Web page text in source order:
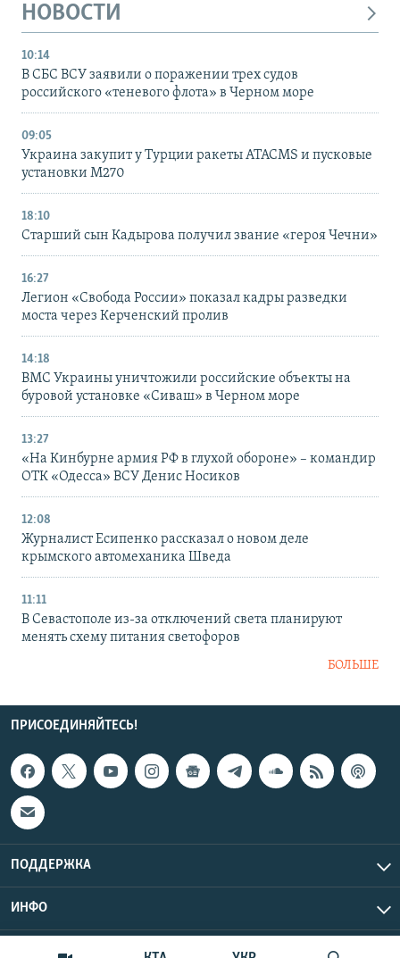
НОВОСТИ
10:14
В СБС ВСУ заявили о поражении трех судов
российского «теневого флота» в Черном море
09:05
Украина закупит у Турции ракеты ATACMS и пусковые
установки M270
18:10
Старший сын Кадырова получил звание «героя Чечни»
16:27
Легион «Свобода России» показал кадры разведки
моста через Керченский пролив
14:18
ВМС Украины уничтожили российские объекты на
буровой установке «Сиваш» в Черном море
13:27
«На Кинбурне армия РФ в глухой обороне» – командир
ОТК «Одесса» ВСУ Денис Носиков
12:08
Журналист Есипенко рассказал о новом деле
крымского автомеханика Шведа
11:11
В Севастополе из-за отключений света планируют
менять схему питания светофоров
БОЛЬШЕ
ПРИСОЕДИНЯЙТЕСЬ!
ПОДДЕРЖКА
ИНФО
Copyright Крым.Реалии, 2026 | Все права защищены.
UTC+3